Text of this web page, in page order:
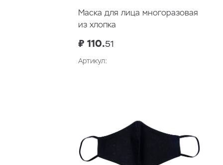
Маска для лица многоразовая
из хлопка
₽ 110.51
Артикул: